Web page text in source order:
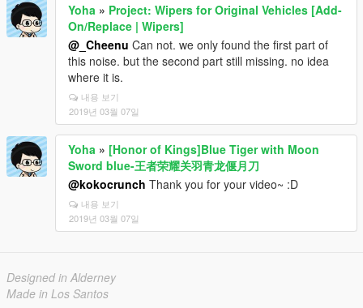
Yoha » Project: Wipers for Original Vehicles [Add-
On/Replace | Wipers]
@_Cheenu Can not. we only found the first part of
this noise. but the second part still missing. no idea
where it is.
내용 보기
2019년 03월 07일
Yoha » [Honor of Kings]Blue Tiger with Moon
Sword blue-王者荣耀关羽青龙偃月刀
@kokocrunch Thank you for your video~ :D
내용 보기
2019년 03월 07일
Designed in Alderney
Made in Los Santos